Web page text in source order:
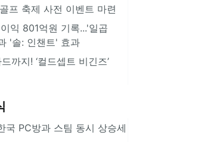
프 축제 사전 이벤트 마련
익 801억원 기록...'일곱
'솔: 인챈트' 효과
까지! ‘컬드셉트 비긴즈’
국 PC방과 스팀 동시 상승세